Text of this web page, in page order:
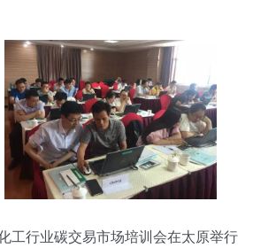
工行业碳交易市场培训会在太原举行